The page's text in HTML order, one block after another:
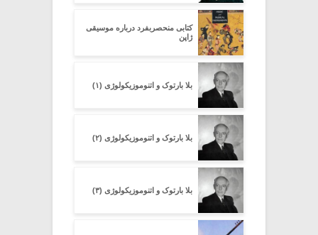
کتابی منحصربفرد درباره موسیقی
ژاپن
بلا بارتوک و اتنوموزیکولوژی (۱)
بلا بارتوک و اتنوموزیکولوژی (۲)
بلا بارتوک و اتنوموزیکولوژی (۳)